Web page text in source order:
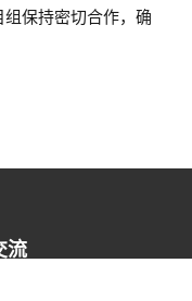
保持密切合作，确
流